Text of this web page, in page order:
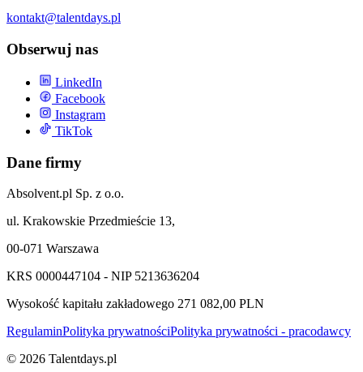
kontakt@talentdays.pl
Obserwuj nas
LinkedIn
Facebook
Instagram
TikTok
Dane firmy
Absolvent.pl Sp. z o.o.
ul. Krakowskie Przedmieście 13,
00-071 Warszawa
KRS 0000447104 - NIP 5213636204
Wysokość kapitału zakładowego 271 082,00 PLN
RegulaminPolityka prywatnościPolityka prywatności - pracodawcy
© 2026 Talentdays.pl